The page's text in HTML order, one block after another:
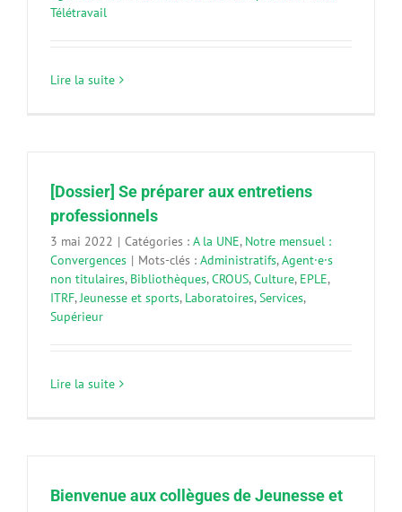
Télétravail
Lire la suite
[Dossier] Se préparer aux entretiens
professionnels
3 mai 2022 | Catégories : A la UNE, Notre mensuel :
Convergences | Mots-clés : Administratifs,Agent·e·s
non titulaires, Bibliothèques,CROUS,Culture, EPLE,
ITRF, Jeunesse et sports, Laboratoires, Services,
Supérieur
Lire la suite
Bienvenue aux collègues de Jeunesse et